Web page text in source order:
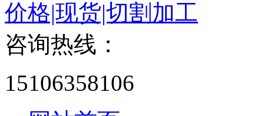
咨询热线：
15106358106